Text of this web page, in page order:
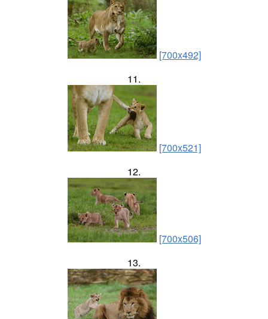
[700x492]
11.
[700x521]
12.
[700x506]
13.